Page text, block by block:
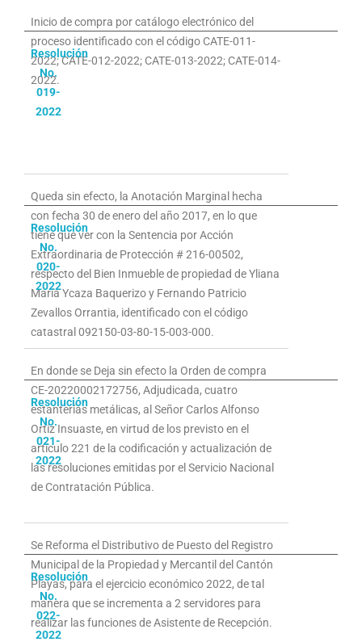
Inicio de compra por catálogo electrónico del
proceso identificado con el código CATE-011-
2022; CATE-012-2022; CATE-013-2022; CATE-014-
2022.
Resolución
No.
019-
2022
Queda sin efecto, la Anotación Marginal hecha
con fecha 30 de enero del año 2017, en lo que
tiene que ver con la Sentencia por Acción
Extraordinaria de Protección # 216-00502,
respecto del Bien Inmueble de propiedad de Yliana
María Ycaza Baquerizo y Fernando Patricio
Zevallos Orrantia, identificado con el código
catastral 092150-03-80-15-003-000.
Resolución
No.
020-
2022
En donde se Deja sin efecto la Orden de compra
CE-20220002172756, Adjudicada, cuatro
estanterías metálicas, al Señor Carlos Alfonso
Ortiz Insuaste, en virtud de los previsto en el
artículo 221 de la codificación y actualización de
las resoluciones emitidas por el Servicio Nacional
de Contratación Pública.
Resolución
No.
021-
2022
Se Reforma el Distributivo de Puesto del Registro
Municipal de la Propiedad y Mercantil del Cantón
Playas, para el ejercicio económico 2022, de tal
manera que se incrementa a 2 servidores para
realizar las funciones de Asistente de Recepción.
Resolución
No.
022-
2022